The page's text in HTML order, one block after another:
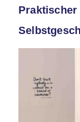
Praktischer